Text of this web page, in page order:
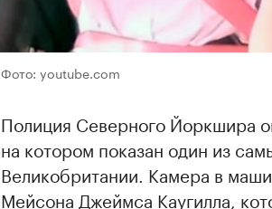
Фото: youtube.com
Полиция Северного Йоркшира
на котором показан один из
Великобритании. Камера в
Мейсона Джеймса Каугилла,